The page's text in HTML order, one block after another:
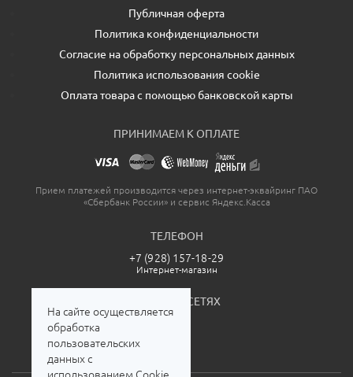
Публичная оферта
Политика конфиденциальности
Согласие на обработку персональных данных
Политика использования cookie
Оплата товара с помощью банковской карты
ПРИНИМАЕМ К ОПЛАТЕ
Прием платежей производится через интернет-эквайринг ПАО
«Сбербанк России» и сервис Яндекс.Касса
ТЕЛЕФОН
+7 (928) 157-18-29
Интернет-магазин
МЫ В СОЦСЕТЯХ
На сайте осуществляется
обработка
пользовательских
данных с